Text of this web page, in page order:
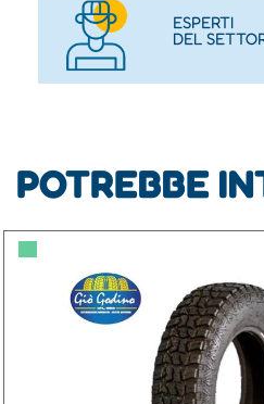
ESPERTI
DEL
POTREBBE
▀